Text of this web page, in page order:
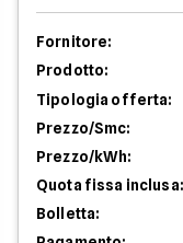
Fornitore:
Prodotto:
Tipologia offerta:
Prezzo/Smc:
Prezzo/kWh:
Quota fissa inclusa:
Bolletta: